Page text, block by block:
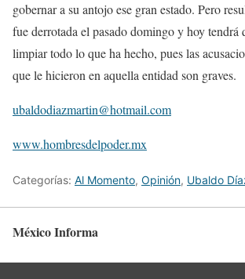
gobernar a su antojo ese gran estado. Pero
fue derrotada el pasado domingo y hoy tendrá
limpiar todo lo que ha hecho, pues las
que le hicieron en aquella entidad son graves.
ubaldodiazmartin@hotmail.com
www.hombresdelpoder.mx
Categorías: Al Momento, Opinión, Ubaldo
México Informa